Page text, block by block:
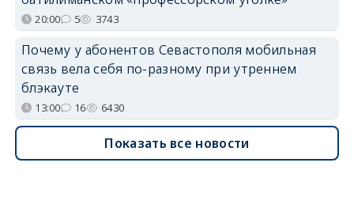
20:00 5 3743
Почему у абонентов Севастополя мобильная
связь вела себя по-разному при утреннем
блэкауте
13:00 16 6430
Показать все новости